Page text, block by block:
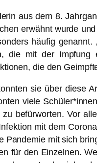
aus dem 8.
erwähnt wurde
häufig
die mit der
die den
sie über diese
viele
befürworten. Vor
mit dem
mit sich
für den Einzelnen.